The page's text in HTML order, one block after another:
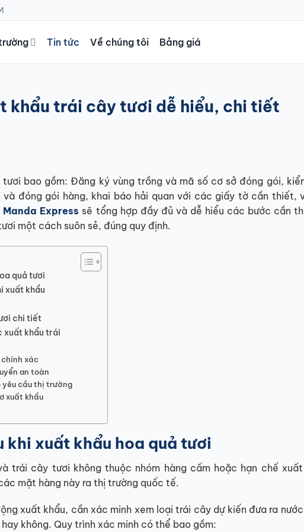
Tin tức Về chúng tôi Bảng giá
khẩu trái cây​ tươi dễ hiểu, chi tiết
bao gồm: Đăng ký vùng trồng và mã số cơ sở đóng gói,
đóng gói hàng, khai báo hải quan với các giấy tờ cần thiết,
Manda Express sẽ tổng hợp đầy đủ và dễ hiểu các bước cần
một cách suôn sẻ, đúng quy định.
quả tươi
xuất khẩu
chi tiết
xuất khẩu trái
xác
an toàn
yêu cầu thị trường
xuất khẩu
khi xuất khẩu hoa quả tươi
trái cây tươi không thuộc nhóm hàng cấm hoặc hạn chế xuất
mặt hàng này ra thị trường quốc tế.
xuất khẩu, cần xác minh xem loại trái cây dự kiến đưa ra
không. Quy trình xác minh có thể bao gồm: